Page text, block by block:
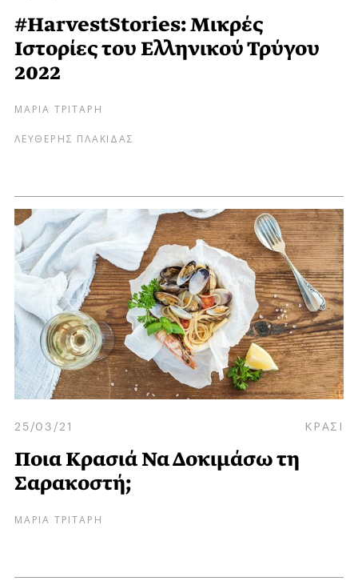
#HarvestStories: Μικρές
Ιστορίες του Ελληνικού Τρύγου
2022
ΜΑΡΙΑ ΤΡΙΤΑΡΗ
ΛΕΥΘΕΡΗΣ ΠΛΑΚΙΔΑΣ
25/03/21 ΚΡΑΣΙ
Ποια Κρασιά Να Δοκιμάσω τη
Σαρακοστή;
ΜΑΡΙΑ ΤΡΙΤΑΡΗ